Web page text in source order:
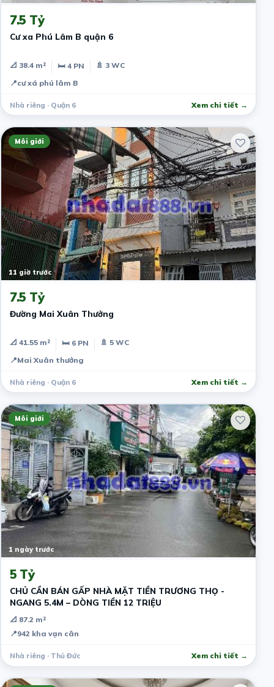
7.5 Tỷ
Cư xa Phú Lâm B quận 6
📐 38.4 m² 🛏 4 PN
🚿 3 WC
📍cư xá phú lâm B
Nhà riêng · Quận 6 Xem chi tiết →
Môi giới
11 giờ trước
7.5 Tỷ
Đường Mai Xuân Thưởng
📐 41.55 m² 🛏 6 PN
🚿 5 WC
📍Mai Xuân thưởng
Nhà riêng · Quận 6 Xem chi tiết →
Môi giới
1 ngày trước
5 Tỷ
CHỦ CẦN BÁN GẤP NHÀ MẶT TIỀN TRƯƠNG THỌ -
NGANG 5.4M – DÒNG TIỀN 12 TRIỆU
📐 87.2 m²
📍942 kha vạn cân
Nhà riêng · Thủ Đức Xem chi tiết →